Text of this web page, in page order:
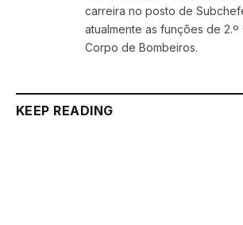
carreira no posto de
atualmente as funções de 2.º
Corpo de Bombeiros.
KEEP READING